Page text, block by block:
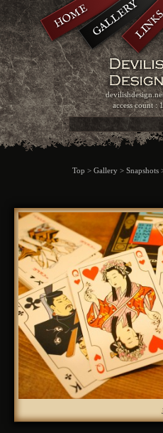
access count :
HOMEGALLERY
Top > Gallery> Snapshots